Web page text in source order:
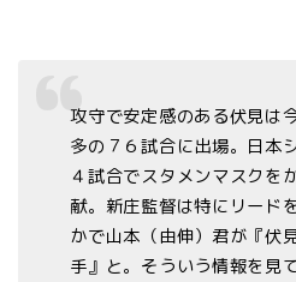
攻守で安定感のある伏見は
多の７６試合に出場。日本
４試合でスタメンマスクを
献。新庄監督は特にリード
かで山本（由伸）君が『伏
手』と。そういう情報を見